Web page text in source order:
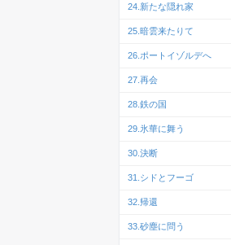
24.新たな隠れ家
25.暗雲来たりて
26.ポートイゾルデへ
27.再会
28.鉄の国
29.氷華に舞う
30.決断
31.シドとフーゴ
32.帰還
33.砂塵に問う